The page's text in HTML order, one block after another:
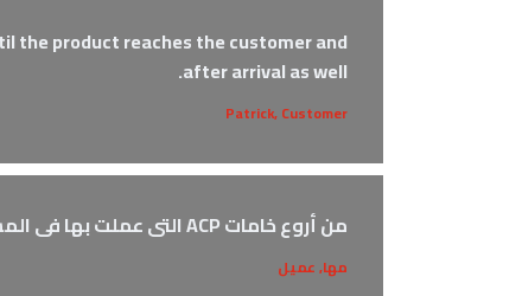
the product reaches the customer and
after arrival as well.
Patrick, Customer
من أروع خامات ACP التى عملت بها فى المشاريع و تتميز بجودة الألومنيوم و الحشو الداخلى من خام مرن غير قابل للكسر
مها, عميل